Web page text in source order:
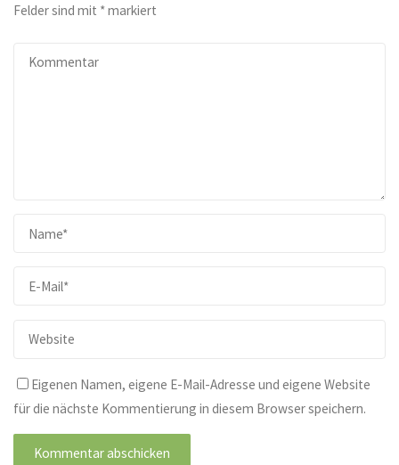
Felder sind mit *markiert
Eigenen Namen, eigene E-Mail-Adresse und eigene Website
für die nächste Kommentierung in diesem Browser speichern.